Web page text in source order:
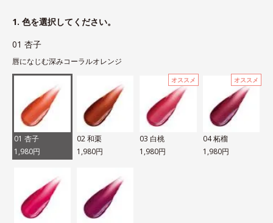
1. 色を選択してください。
01 杏子
唇になじむ深みコーラルオレンジ
01 杏子
1,980円
02 和栗
1,980円
オススメ
03 白桃
1,980円
オススメ
04 柘榴
1,980円